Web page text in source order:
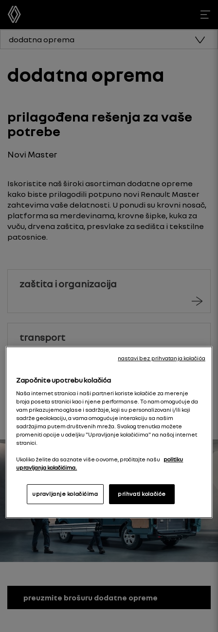
dodatna oprema
dodatna oprema
prilagođena rešenja za vaše
potrebe
Novi Master
Iskoristite naš široki asortiman dodatne opreme
kako biste prilagodili potpuno novi Renault Master
zahtevima vaše delatnosti. U ponudi su krovni nosač,
platforma sa merdevinama, krovne šipke, kuka za
vuču, drvena zaštita, presvlake za sedišta i tekstilne
patosnice.
zaštita i organizacija
transport
kabina
preuzmite brošuru dodatne opreme
Započnite upotrebu kolačića
Naša internet stranica i naši partneri koriste kolačiće za merenje
broja poseta stranici kao i njene performanse. To nam omogućuje da
vam prikazujemo oglase i sadržaje, koji su personalizovani i/ili koji
sadrže geolokaciju, a vama omogućuje interakciju sa našim
sadržajima putem društvenih mreža. Svakog trenutka možete
promeniti opcije u odeljku "Upravljanje kolačićima" na našoj internet
stranici.
Ukoliko želite da saznate više o ovome, pročitajte našu
politiku
upravljanja kolačićima.
prihvati kolačiće
upravljanje kolačićima
nastavi bez prihvatanja kolačića